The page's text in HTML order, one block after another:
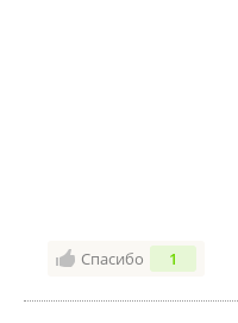
Спасибо 1